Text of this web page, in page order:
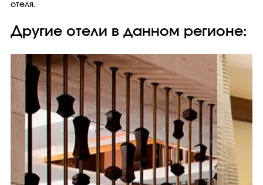
отеля.
Другие отели в данном регионе: